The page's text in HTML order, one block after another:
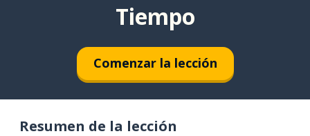
Tiempo
Comenzar la lección
Resumen de la lección